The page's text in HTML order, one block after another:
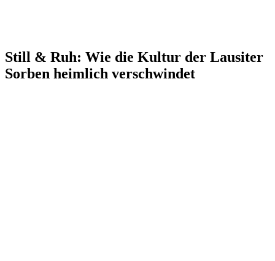
Still & Ruh: Wie die Kultur der Lausiter
Sorben heimlich verschwindet